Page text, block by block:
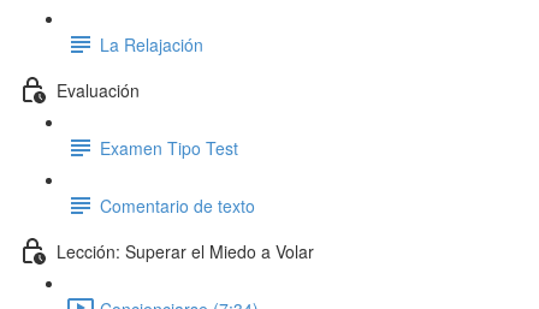
La Relajación
Evaluación
Examen Tipo Test
Comentario de texto
Lección: Superar el Miedo a Volar